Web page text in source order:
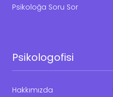
Psikoloğa Soru Sor
Psikologofisi
Hakkımızda